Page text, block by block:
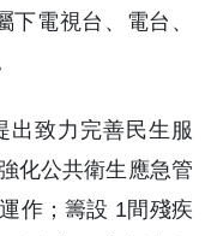
電視台、電台、
出致力完善民生服
化公共衛生應急管
作；籌設 1間殘疾